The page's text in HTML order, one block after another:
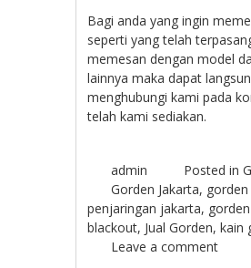
Bagi anda yang ingin
seperti yang telah
memesan dengan model
lainnya maka dapat
menghubungi kami pada
telah kami sediakan.
admin Posted in
Gorden Jakarta, gorden
penjaringan jakarta,
blackout, Jual Gorden,kain
Leave a comment